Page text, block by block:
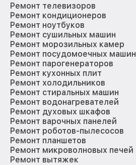
Ремонт телевизоров
Ремонт кондиционеров
Ремонт ноутбуков
Ремонт сушильных машин
Ремонт морозильных камер
Ремонт посудомоечных машин
Ремонт парогенераторов
Ремонт кухонных плит
Ремонт холодильников
Ремонт стиральных машин
Ремонт водонагревателей
Ремонт духовых шкафов
Ремонт варочных панелей
Ремонт роботов-пылесосов
Ремонт планшетов
Ремонт микроволновых печей
Ремонт вытяжек